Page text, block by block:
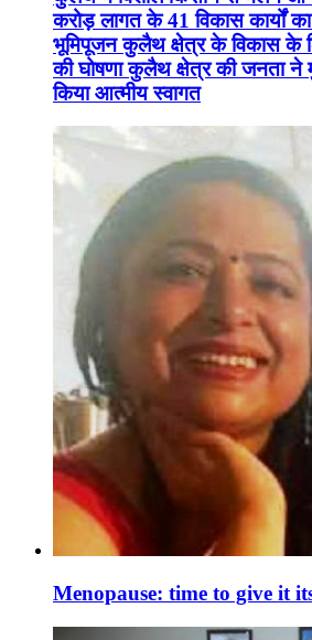
करोड़ लागत के 41 विकास कार्यों का
भूमिपूजन कुलैथ क्षेत्र के विकास के
की घोषणा कुलैथ क्षेत्र की जनता ने
किया आत्मीय स्वागत
Menopause: time to give it